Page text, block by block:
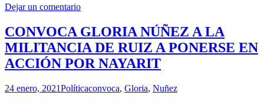
Dejar un comentario
CONVOCA GLORIA NÚÑEZ A LA
MILITANCIA DE RUIZ A PONERSE EN
ACCIÓN POR NAYARIT
24 enero, 2021Políticaconvoca, Gloria, Nuñez